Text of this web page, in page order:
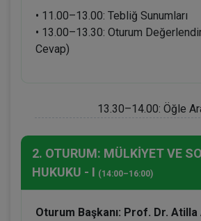
• 11.00–13.00: Tebliğ Sunumları
• 13.00–13.30: Oturum
Cevap)
13.30–14.00: Öğle
2. OTURUM: MÜLKİYET VE
HUKUKU - I (14:00–16:00)
Oturum Başkanı: Prof. Dr. Atilla